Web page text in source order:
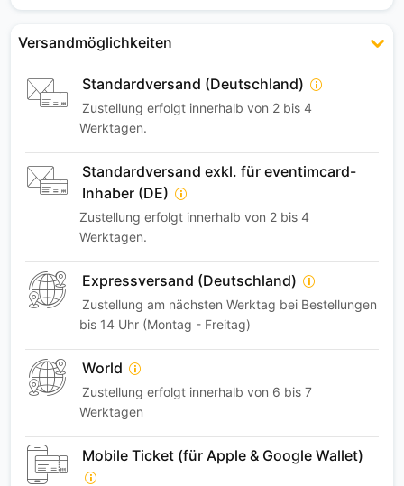
Versandmöglichkeiten
Standardversand (Deutschland)
Zustellung erfolgt innerhalb von 2 bis 4
Werktagen.
Standardversand exkl. für eventimcard-
Inhaber (DE)
Zustellung erfolgt innerhalb von 2 bis 4
Werktagen.
Expressversand (Deutschland)
Zustellung am nächsten Werktag bei Bestellungen
bis 14 Uhr (Montag - Freitag)
World
Zustellung erfolgt innerhalb von 6 bis 7
Werktagen
Mobile Ticket (für Apple & Google Wallet)